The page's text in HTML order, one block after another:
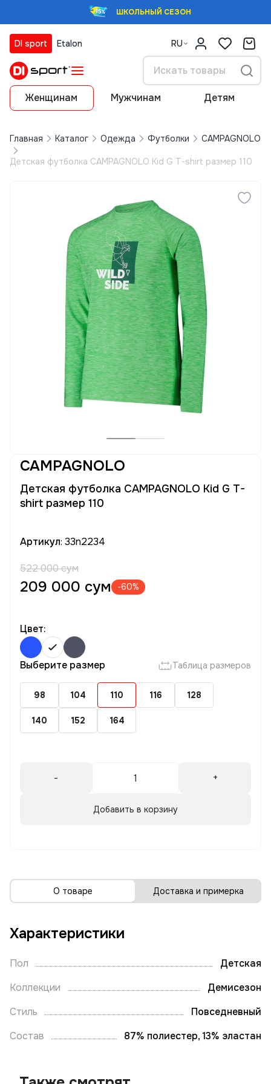
ШКОЛЬНЫЙ СЕЗОН
DI sport Etalon RU
Женщинам Мужчинам Детям
Главная Каталог Одежда Футболки CAMPAGNOLO
Детская футболка CAMPAGNOLO Kid G T-shirt размер 110
CAMPAGNOLO
Детская футболка CAMPAGNOLO Kid G T-
shirt размер 110
Артикул: 33n2234
522 000 сум
209 000 сум -60%
Цвет:
Выберите размер Таблица размеров
98 104 110 116 128
140 152 164
- +
Добавить в корзину
О товаре Доставка и примерка
Характеристики
Пол
Детская
Коллекции
Демисезон
Стиль
Повседневный
Состав
87% полиестер, 13% эластан